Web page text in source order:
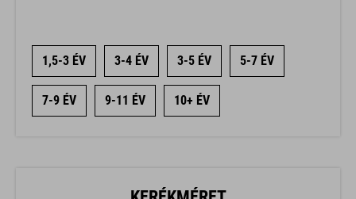
1,5-3 ÉV 3-4 ÉV 3-5 ÉV 5-7 ÉV
7-9 ÉV 9-11 ÉV 10+ ÉV